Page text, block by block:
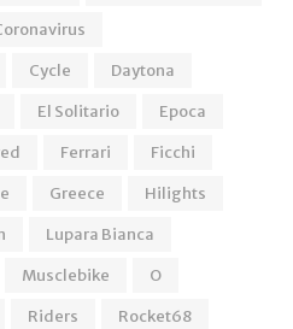
Cycle
Daytona
El Solitario
Epoca
Ferrari
Ficchi
Greece
Hilights
Lupara Bianca
Musclebike
O
Riders
Rocket68